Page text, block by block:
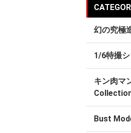
幻の究極
1/6特撮
キン肉マ
Bust